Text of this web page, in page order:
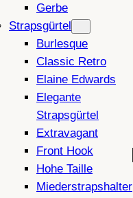
Gerbe
Strapsgürtel
Burlesque
Classic Retro
Elaine Edwards
Elegante
Strapsgürtel
Extravagant
Front Hook
Hohe Taille
Miederstrapshalter